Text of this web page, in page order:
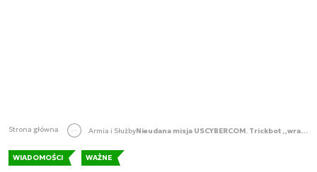
Strona główna Armia i Służby Nieudana misja USCYBERCOM. Trickbot „wraca do żywych”
WIADOMOŚCI WAŻNE